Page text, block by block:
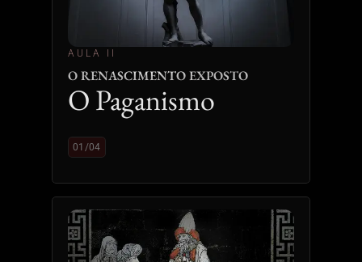
AULA II
O RENASCIMENTO EXPOSTO
O Paganismo
01/04